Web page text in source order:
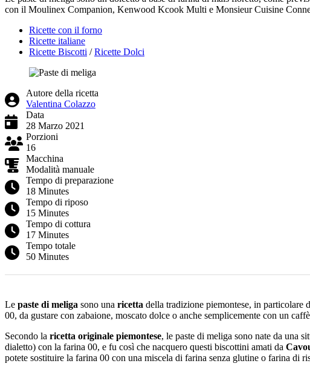
con il Moulinex Companion, Kenwood Kcook Multi e Monsieur Cuisine
Ricette con il forno
Ricette italiane
Ricette Biscotti /Ricette Dolci
Autore della ricetta
Valentina Colazzo
Data
28 Marzo 2021
Porzioni
16
Macchina
Modalità manuale
Tempo di preparazione
18 Minutes
Tempo di riposo
15 Minutes
Tempo di cottura
17 Minutes
Tempo totale
50 Minutes
Le paste di meliga sono una ricetta della tradizione piemontese, in
00, da gustare con zabaione, moscato dolce o anche semplicemente con un
Secondo la ricetta originale piemontese, le paste di meliga sono nate da una
dialetto) con la farina 00, e fu così che nacquero questi biscottini amati da
potete sostituire la farina 00 con una miscela di farina senza glutine o farina di